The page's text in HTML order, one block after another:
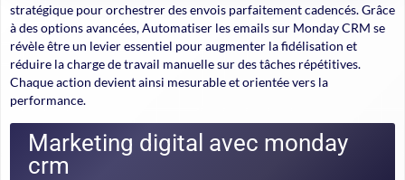
stratégique pour orchestrer des envois parfaitement cadencés. Grâce
à des options avancées, Automatiser les emails sur Monday CRM se
révèle être un levier essentiel pour augmenter la fidélisation et
réduire la charge de travail manuelle sur des tâches répétitives.
Chaque action devient ainsi mesurable et orientée vers la
performance.
Marketing digital avec monday
crm